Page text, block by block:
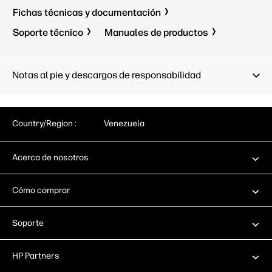
horizontal automático
<100 W (impresión); <32 W (lista);
<6.5 W (en suspensión); 0,1 W
HP Thermal Inkjet
1293 x
Fichas técnicas y documentación
Soporte técnico
Manuales de productos
Notas al pie y descargos de responsabilidad
Country/Region : Venezuela
Acerca de nosotros
Cómo comprar
Soporte
HP Partners